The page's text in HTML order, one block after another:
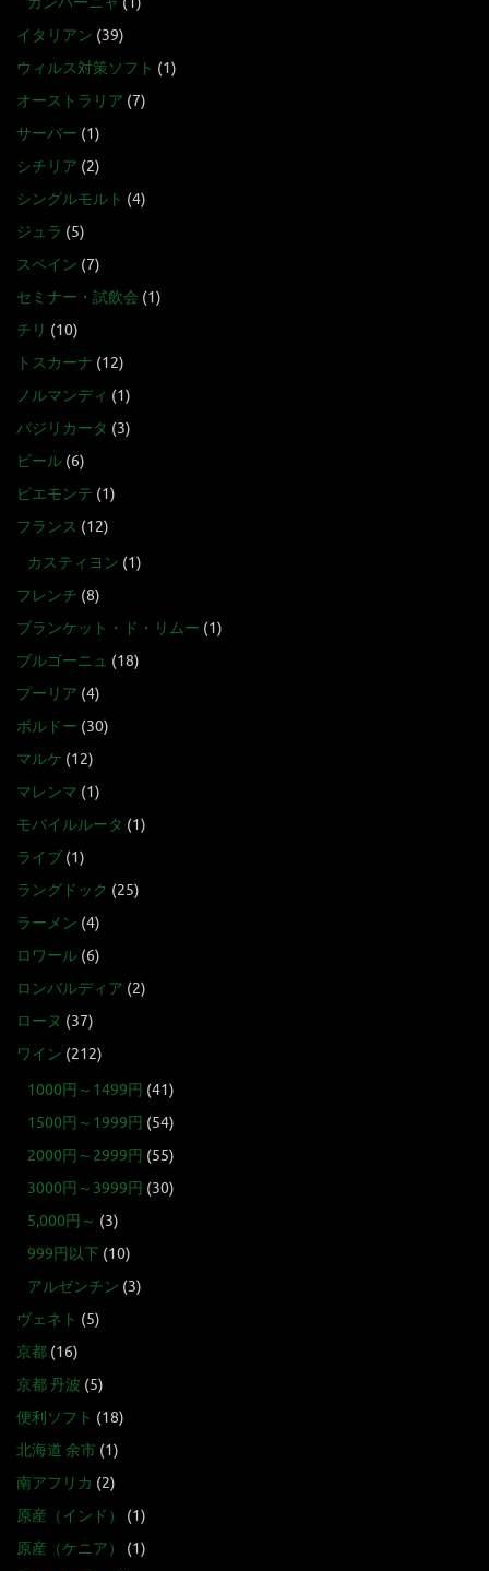
イタリアン (39)
ウィルス対策ソフト (1)
オーストラリア (7)
サーバー (1)
シチリア (2)
シングルモルト (4)
ジュラ (5)
スペイン (7)
セミナー・試飲会 (1)
チリ (10)
トスカーナ (12)
ノルマンディ (1)
バジリカータ (3)
ビール (6)
ピエモンテ (1)
フランス (12)
カスティヨン (1)
フレンチ (8)
ブランケット・ド・リムー (1)
ブルゴーニュ (18)
プーリア (4)
ボルドー (30)
マルケ (12)
マレンマ (1)
モバイルルータ (1)
ライブ (1)
ラングドック (25)
ラーメン (4)
ロワール (6)
ロンバルディア (2)
ローヌ (37)
ワイン (212)
1000円～1499円 (41)
1500円～1999円 (54)
2000円～2999円 (55)
3000円～3999円 (30)
5,000円～ (3)
999円以下 (10)
アルゼンチン (3)
ヴェネト (5)
京都 (16)
京都 丹波 (5)
便利ソフト (18)
北海道 余市 (1)
南アフリカ (2)
原産（インド）
(1)
原産（ケニア）
(1)